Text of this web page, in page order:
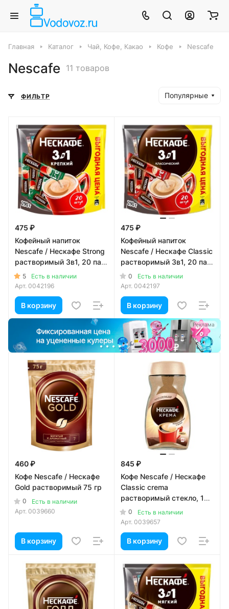
Главная Каталог Чай, Кофе, Какао Кофе Nescafe
Nescafe 11 товаров
ФИЛЬТР Популярные
475 ₽
Кофейный напиток
Nescafe / Нескафе Strong
растворимый 3в1, 20 пак
x 14,5 гр
5
Есть в наличии
Арт. 0042196
В корзину
Реклама
475 ₽
Кофейный напиток
Nescafe / Нескафе Classic
растворимый 3в1, 20 пак
x 14,5 гр
0
Есть в наличии
Арт. 0042197
В корзину
460 ₽
Кофе Nescafe / Нескафе
Gold растворимый 75 гр
0
Есть в наличии
Арт. 0039660
В корзину
845 ₽
Кофе Nescafe / Нескафе
Classic crema
растворимый стекло, 190
гр 0
Есть в наличии
Арт. 0039657
В корзину